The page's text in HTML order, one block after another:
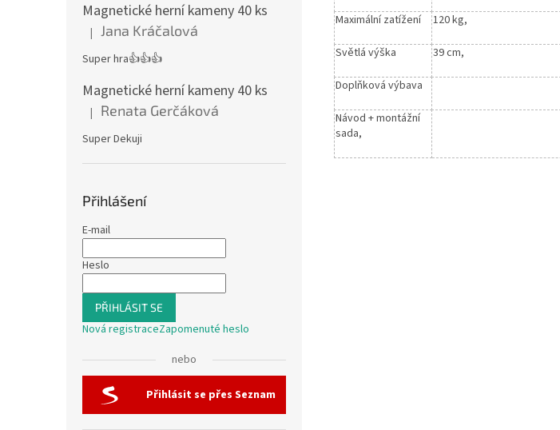
Magnetické herní kameny 40 ks
Hodnocení produktu je 5 z 5 hvězdiček.
| Jana Kráčalová
Super hra👍👍👍
Magnetické herní kameny 40 ks
Hodnocení produktu je 5 z 5 hvězdiček.
| Renata Gerčáková
Super Dekuji
Přihlášení
E-mail
Heslo
PŘIHLÁSIT SE
Nová registraceZapomenuté heslo
nebo
Přihlásit se přes Seznam
Maximální zatížení 120 kg,
Světlá výška 39 cm,
Doplňková výbava
Návod + montážní
sada,